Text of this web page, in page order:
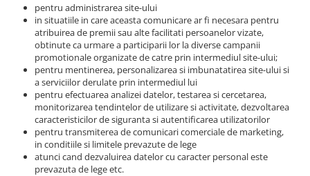
pentru administrarea site-ului
in situatiile in care aceasta comunicare ar fi necesara pentru
atribuirea de premii sau alte facilitati persoanelor vizate,
obtinute ca urmare a participarii lor la diverse campanii
promotionale organizate de catre prin intermediul site-ului;
pentru mentinerea, personalizarea si imbunatatirea site-ului si
a serviciilor derulate prin intermediul lui
pentru efectuarea analizei datelor, testarea si cercetarea,
monitorizarea tendintelor de utilizare si activitate, dezvoltarea
caracteristicilor de siguranta si autentificarea utilizatorilor
pentru transmiterea de comunicari comerciale de marketing,
in conditiile si limitele prevazute de lege
atunci cand dezvaluirea datelor cu caracter personal este
prevazuta de lege etc.